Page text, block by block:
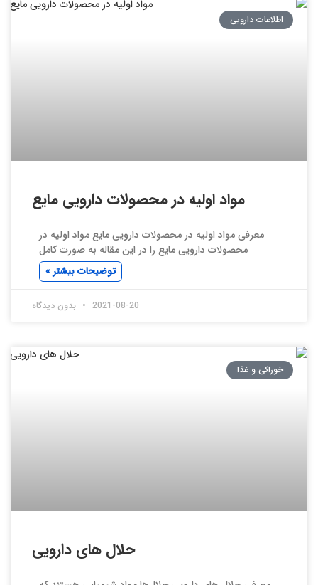
اطلاعات دارویی
مواد اولیه در محصولات دارویی مایع
معرفی مواد اولیه در محصولات دارویی مایع مواد اولیه در
محصولات دارویی مایع را در این مقاله به صورت کامل
توضیحات بیشتر »
2021-08-20 بدون دیدگاه
خوراکی و غذا
حلال های دارویی